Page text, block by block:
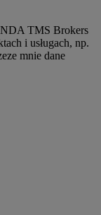
TMS Brokers
i usługach, np.
mnie dane